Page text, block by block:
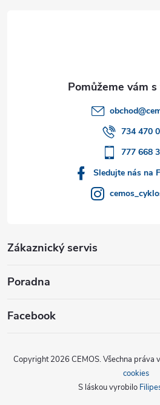
obchod@
734 470
777 668
Sledujte nás na
Zákaznický servis
Poradna
Facebook
Copyright 2026 CEMOS. Všechna práva
cookies
S láskou vyrobilo